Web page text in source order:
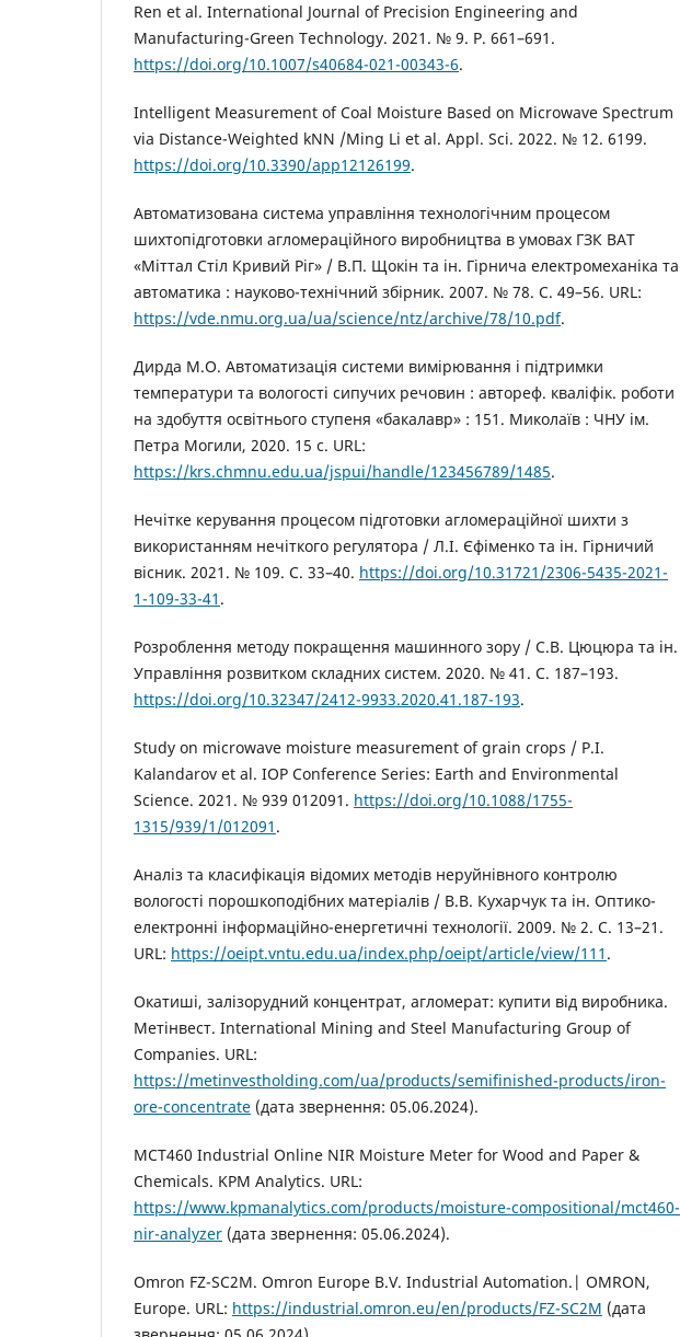
Ren et al. International Journal of Precision Engineering and
Manufacturing-Green Technology. 2021. № 9. P. 661–691.
https://doi.org/10.1007/s40684-021-00343-6.
Intelligent Measurement of Coal Moisture Based on Microwave Spectrum
via Distance-Weighted kNN /Ming Li et al. Appl. Sci. 2022. № 12. 6199.
https://doi.org/10.3390/app12126199.
Автоматизована система управління технологічним процесом
шихтопідготовки агломераційного виробництва в умовах ГЗК ВАТ
«Міттал Стіл Кривий Ріг» / В.П. Щокін та ін. Гірнича електромеханіка та
автоматика : науково-технічний збірник. 2007. № 78. С. 49–56. URL:
https://vde.nmu.org.ua/ua/science/ntz/archive/78/10.pdf.
Дирда М.О. Автоматизація системи вимірювання і підтримки
температури та вологості сипучих речовин : автореф. кваліфік. роботи
на здобуття освітнього ступеня «бакалавр» : 151. Миколаїв : ЧНУ ім.
Петра Могили, 2020. 15 с. URL:
https://krs.chmnu.edu.ua/jspui/handle/123456789/1485.
Нечітке керування процесом підготовки агломераційної шихти з
використанням нечіткого регулятора / Л.І. Єфіменко та ін. Гірничий
вісник. 2021. № 109. С. 33–40. https://doi.org/10.31721/2306-5435-2021-
1-109-33-41 .
Розроблення методу покращення машинного зору / С.В. Цюцюра та ін.
Управління розвитком складних систем. 2020. № 41. С. 187–193.
https://doi.org/10.32347/2412-9933.2020.41.187-193.
Study on microwave moisture measurement of grain crops / P.I.
Kalandarov et al. IOP Conference Series: Earth and Environmental
Science. 2021. № 939 012091. https://doi.org/10.1088/1755-
1315/939/1/012091 .
Аналіз та класифікація відомих методів неруйнівного контролю
вологості порошкоподібних матеріалів / В.В. Кухарчук та ін. Оптико-
електронні інформаційно-енергетичні технології. 2009. № 2. С. 13–21.
URL: https://oeipt.vntu.edu.ua/index.php/oeipt/article/view/111 .
Окатиші, залізорудний концентрат, агломерат: купити від виробника.
Метінвест. International Mining and Steel Manufacturing Group of
Companies. URL:
https://metinvestholding.com/ua/products/semifinished-products/iron-
ore-concentrate (дата звернення: 05.06.2024).
MCT460 Industrial Online NIR Moisture Meter for Wood and Paper &
Chemicals. KPM Analytics. URL:
https://www.kpmanalytics.com/products/moisture-compositional/mct460-
nir-analyzer (дата звернення: 05.06.2024).
Omron FZ-SC2M. Omron Europe B.V. Industrial Automation.| OMRON,
Europe. URL: https://industrial.omron.eu/en/products/FZ-SC2M (дата